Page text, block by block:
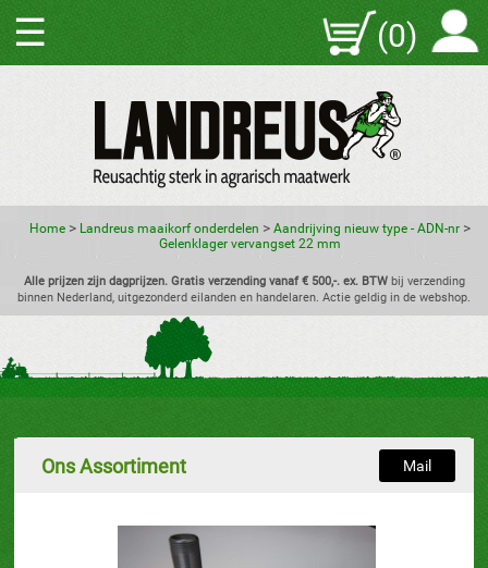
☰ (0)
Home> Landreus maaikorf onderdelen > Aandrijving nieuw type - ADN-nr>
Gelenklager vervangset 22 mm
Alle prijzen zijn dagprijzen. Gratis verzending vanaf € 500,-. ex. BTWbij verzending
binnen Nederland, uitgezonderd eilanden en handelaren. Actie geldig in de webshop.
Ons Assortiment Mail